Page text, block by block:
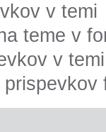
v temi
teme v
v temi